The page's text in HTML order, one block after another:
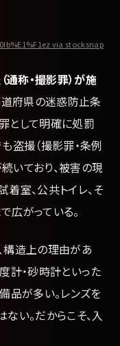
via stocksnap
称・撮影罪）が施
道府県の迷惑防止条
として明確に処罰
盗撮（撮影罪・条例
いており、被害の現
室、公共トイレ、そ
広がっている。
構造上の理由があ
計・砂時計といった
品が多い。レンズを
い。だからこそ、入